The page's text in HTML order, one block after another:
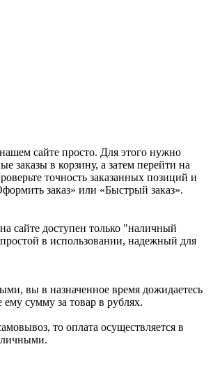
сайте просто. Для этого нужно
заказы в корзину, а затем перейти на
точность заказанных позиций и
заказ» или «Быстрый заказ».
сайте доступен только "наличный
в использовании, надежный для
вы в назначенное время дожидаетесь
ему сумму за товар в рублях.
то оплата осуществляется в